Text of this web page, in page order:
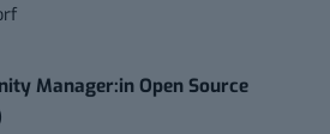
Manager:in Open Source